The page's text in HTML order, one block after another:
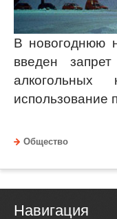
В новогоднюю
введен
использование
Общество
Навигация